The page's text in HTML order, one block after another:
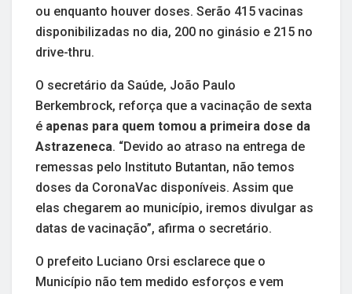
ou enquanto houver doses. Serão 415 vacinas
disponibilizadas no dia, 200 no ginásio e 215 no
drive-thru.
O secretário da Saúde, João Paulo
Berkembrock, reforça que a vacinação de sexta
é apenas para quem tomou a primeira dose da
Astrazeneca. “Devido ao atraso na entrega de
remessas pelo Instituto Butantan, não temos
doses da CoronaVac disponíveis. Assim que
elas chegarem ao município, iremos divulgar as
datas de vacinação”, afirma o secretário.
O prefeito Luciano Orsi esclarece que o
Município não tem medido esforços e vem